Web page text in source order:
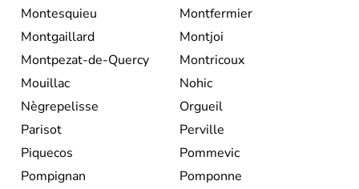
Montesquieu
Montfermier
Montgaillard
Montjoi
Montpezat-de-Quercy
Montricoux
Mouillac
Nohic
Nègrepelisse
Orgueil
Parisot
Perville
Piquecos
Pommevic
Pompignan
Pomponne